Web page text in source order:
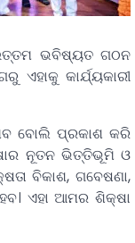
ଉତ୍ତମ ଭବିଷ୍ୟତ ଗଠନ
କାର୍ଯ୍ୟକାରୀ
ବୋଲି ପ୍ରକାଶ କରି
ନୂତନ ଭିତ୍ତିଭୂମି ଓ
ବିକାଶ, ଗବେଷଣା,
ଏହା ଆମର ଶିକ୍ଷା